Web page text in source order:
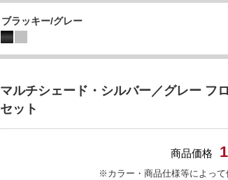
ブラッキー/グレー
マルチシェード・シルバー／グレー フ
セット
商品価格
※カラー・商品仕様等によって